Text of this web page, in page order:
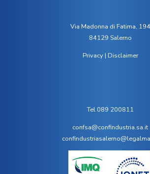
Via Madonna di Fatima, 194
84129 Salerno
Privacy| Disclaimer
Tel 089 200811
confsa@confindustria.sa.it